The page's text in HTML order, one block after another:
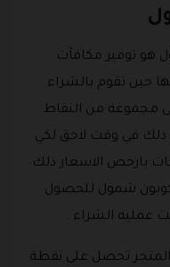
هو توفير مكافآت
حين تقوم بالشراء
مجموعة من النقاط
ذلك في وقت لاحق لكي
بارخص الاسعار ذلك
كوبون شمول للحصول
عمليه الشراء .
تحصل على نقطة